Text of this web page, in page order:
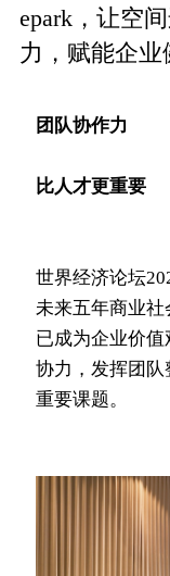
epark，让空
力，赋能企业
团队协作力
比人才更重要
世界经济论坛
未来五年商业
已成为企业价
协力，发挥团
重要课题。